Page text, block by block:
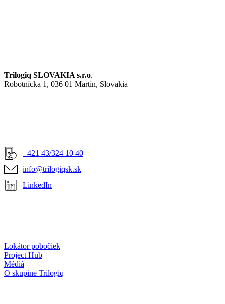
Trilogiq SLOVAKIA s.r.o.
Robotnícka 1, 036 01 Martin, Slovakia
+421 43/324 10 40
info@trilogiqsk.sk
LinkedIn
Lokátor pobočiek
Project Hub
Médiá
O skupine Trilogiq